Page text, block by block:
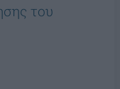
του